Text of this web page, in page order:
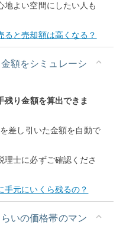
地よい空間にしたい人も
ると売却額は高くなる？
額をシミュレーシ
り金額を算出できま
差し引いた金額を自動で
士に必ずご確認くださ
手元にいくら残るの？
いの価格帯のマン